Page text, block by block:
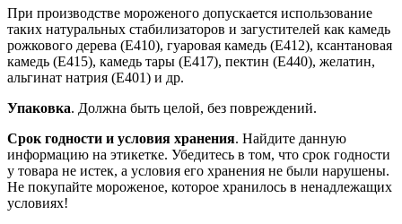
При производстве мороженого допускается использование
таких натуральных стабилизаторов и загустителей как камедь
рожкового дерева (Е410), гуаровая камедь (Е412), ксантановая
камедь (Е415), камедь тары (Е417), пектин (Е440), желатин,
альгинат натрия (Е401) и др.
Упаковка. Должна быть целой, без повреждений.
Срок годности и условия хранения. Найдите данную
информацию на этикетке. Убедитесь в том, что срок годности
у товара не истек, а условия его хранения не были нарушены.
Не покупайте мороженое, которое хранилось в ненадлежащих
условиях!